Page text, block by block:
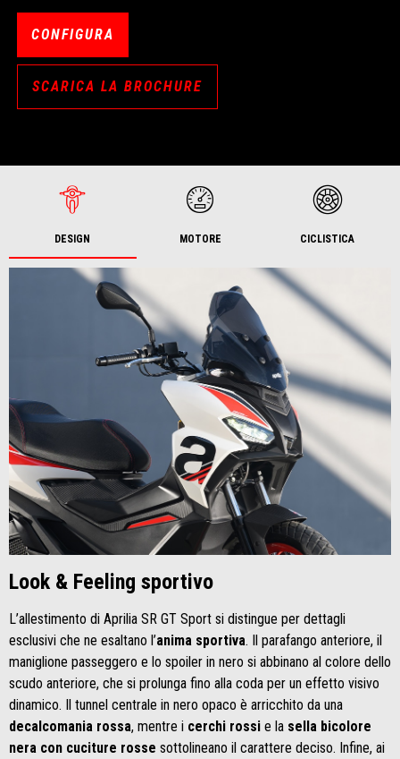
CONFIGURA
SCARICA LA BROCHURE
DESIGN MOTORE CICLISTICA
Look & Feeling sportivo
L’allestimento di Aprilia SR GT Sport si distingue per dettagli
esclusivi che ne esaltano l’anima sportiva. Il parafango anteriore, il
maniglione passeggero e lo spoiler in nero si abbinano al colore dello
scudo anteriore, che si prolunga fino alla coda per un effetto visivo
dinamico. Il tunnel centrale in nero opaco è arricchito da una
decalcomania rossa, mentre i cerchi rossi e la sella bicolore
nera con cuciture rosse sottolineano il carattere deciso. Infine, ai